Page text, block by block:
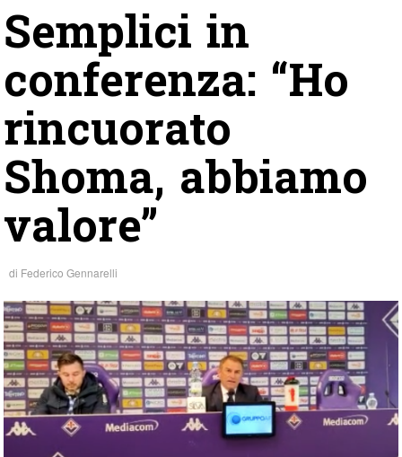
Semplici in
conferenza: “Ho
rincuorato
Shoma, abbiamo
valore”
di Federico Gennarelli